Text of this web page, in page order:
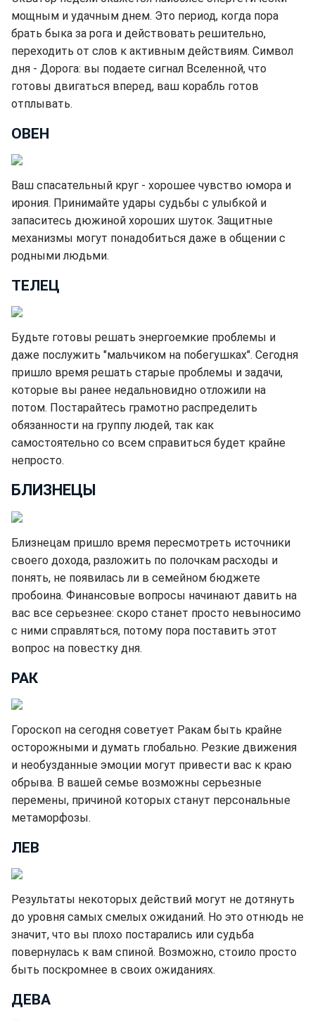
мощным и удачным днем. Это период, когда пора
брать быка за рога и действовать решительно,
переходить от слов к активным действиям. Символ
дня - Дорога: вы подаете сигнал Вселенной, что
готовы двигаться вперед, ваш корабль готов
отплывать.
ОВЕН
Ваш спасательный круг - хорошее чувство юмора и
ирония. Принимайте удары судьбы с улыбкой и
запаситесь дюжиной хороших шуток. Защитные
механизмы могут понадобиться даже в общении с
родными людьми.
ТЕЛЕЦ
Будьте готовы решать энергоемкие проблемы и
даже послужить "мальчиком на побегушках". Сегодня
пришло время решать старые проблемы и задачи,
которые вы ранее недальновидно отложили на
потом. Постарайтесь грамотно распределить
обязанности на группу людей, так как
самостоятельно со всем справиться будет крайне
непросто.
БЛИЗНЕЦЫ
Близнецам пришло время пересмотреть источники
своего дохода, разложить по полочкам расходы и
понять, не появилась ли в семейном бюджете
пробоина. Финансовые вопросы начинают давить на
вас все серьезнее: скоро станет просто невыносимо
с ними справляться, потому пора поставить этот
вопрос на повестку дня.
РАК
Гороскоп на сегодня советует Ракам быть крайне
осторожными и думать глобально. Резкие движения
и необузданные эмоции могут привести вас к краю
обрыва. В вашей семье возможны серьезные
перемены, причиной которых станут персональные
метаморфозы.
ЛЕВ
Результаты некоторых действий могут не дотянуть
до уровня самых смелых ожиданий. Но это отнюдь не
значит, что вы плохо постарались или судьба
повернулась к вам спиной. Возможно, стоило просто
быть поскромнее в своих ожиданиях.
ДЕВА